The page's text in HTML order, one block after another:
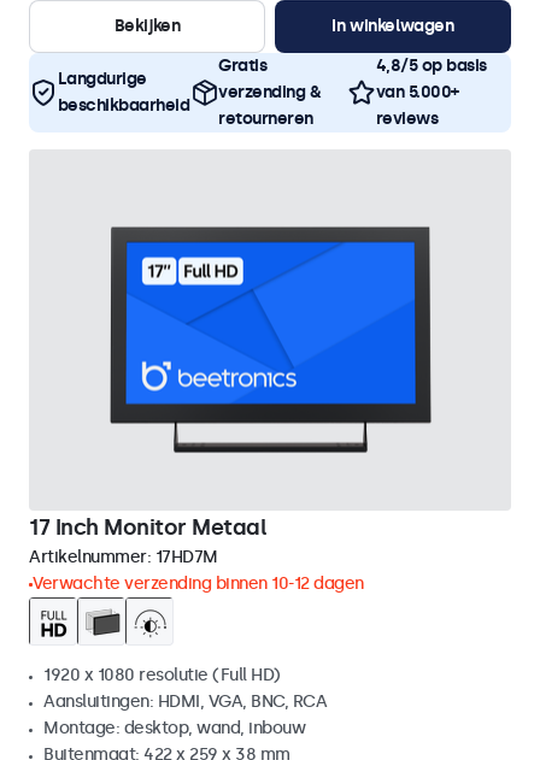
Bekijken
In winkelwagen
Langdurige
beschikbaarheid
Gratis
verzending &
retourneren
4,8/5 op basis
van 5.000+
reviews
17 Inch Monitor Metaal
Artikelnummer: 17HD7M
Verwachte verzending binnen 10-12 dagen
1920 x 1080 resolutie (Full HD)
Aansluitingen: HDMI, VGA, BNC, RCA
Montage: desktop, wand, inbouw
Buitenmaat: 422 x 259 x 38 mm